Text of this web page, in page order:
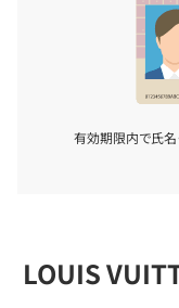
有効期限内で氏名
LOUIS